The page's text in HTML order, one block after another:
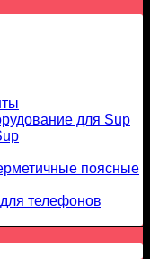
для Sup
поясные
телефонов